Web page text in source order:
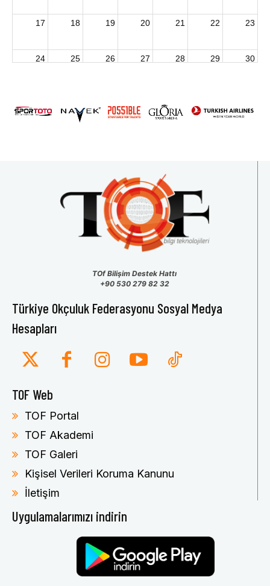
17 18 19 20 21 22 23
24 25 26 27 28 29 30
TOf Bilişim Destek Hattı
+90 530 279 82 32
Türkiye Okçuluk Federasyonu Sosyal Medya
Hesapları
TOF Web
TOF Portal
TOF Akademi
TOF Galeri
Kişisel Verileri Koruma Kanunu
İletişim
Uygulamalarımızı indirin